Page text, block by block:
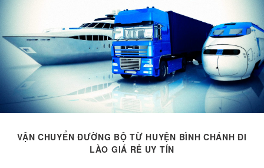
VẬN CHUYỂN ĐƯỜNG BỘ TỪ HUYỆN BÌNH CHÁNH ĐI
LÀO GIÁ RẺ UY TÍN